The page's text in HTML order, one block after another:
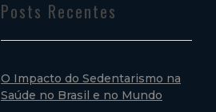
Posts Recentes
O Impacto do Sedentarismo na
Saúde no Brasil e no Mundo